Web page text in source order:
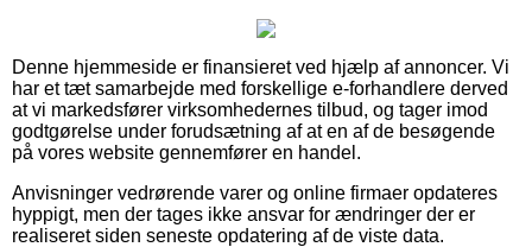
Denne hjemmeside er finansieret ved hjælp af annoncer. Vi
har et tæt samarbejde med forskellige e-forhandlere derved
at vi markedsfører virksomhedernes tilbud, og tager imod
godtgørelse under forudsætning af at en af de besøgende
på vores website gennemfører en handel.
Anvisninger vedrørende varer og online firmaer opdateres
hyppigt, men der tages ikke ansvar for ændringer der er
realiseret siden seneste opdatering af de viste data.